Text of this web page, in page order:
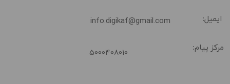
info.digikaf@gmail.com ایمیل:
مرکز پیام: 5000408010